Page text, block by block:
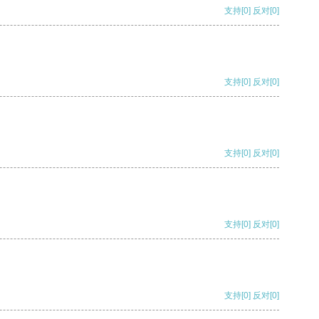
支持[0] 反对[0]
支持[0] 反对[0]
支持[0] 反对[0]
支持[0] 反对[0]
支持[0] 反对[0]